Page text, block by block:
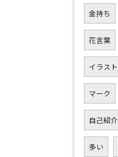
金持ち
花言葉
イラスト
マーク
自己紹介
多い